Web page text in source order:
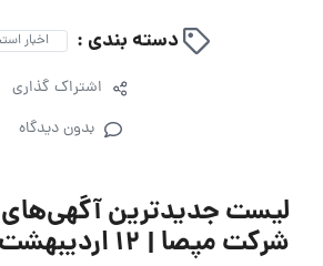
دسته بندی : اخبار
اشتراک گذاری
بدون دیدگاه
لیست جدیدترین
شرکت مپصا | 12 اردیبهشت 1405